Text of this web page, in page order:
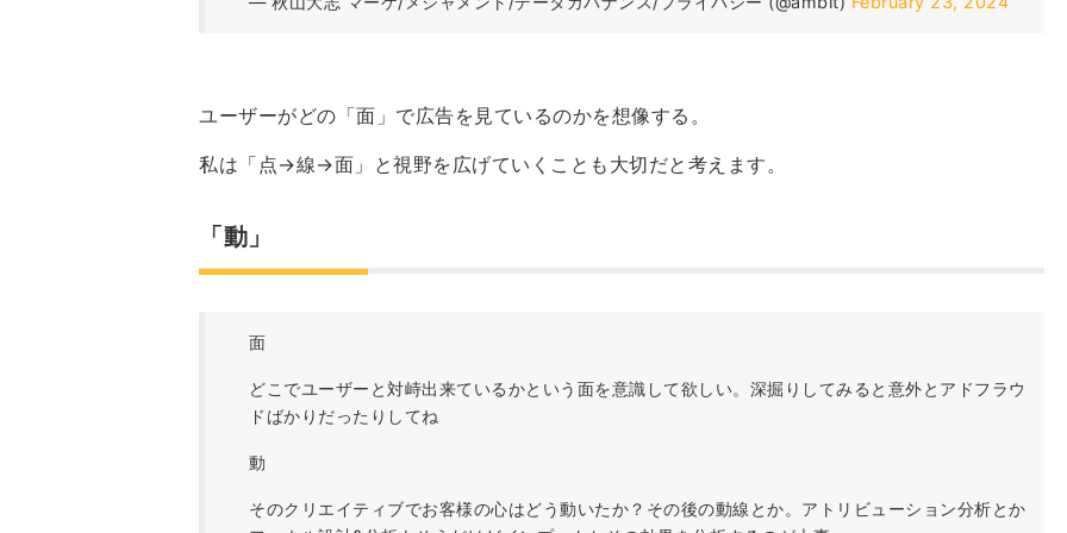
ユーザーがどの「面」で広告を見ているのかを想像する。
私は「点→線→面」と視野を広げていくことも大切だと考えます。
「動」
面
どこでユーザーと対峙出来ているかという面を意識して欲しい。深掘りしてみると意外とアドフラウ
ドばかりだったりしてね
動
そのクリエイティブでお客様の心はどう動いたか？その後の動線とか。アトリビューション分析とか